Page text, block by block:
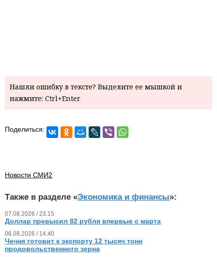
Нашли ошибку в тексте? Выделите ее мышкой и
нажмите: Ctrl+Enter
Поделиться:
Новости СМИ2
Также в разделе «Экономика и финансы»:
07.08.2026 / 23.15
Доллар превысил 82 рубля впервые с марта
06.08.2026 / 14.40
Чечня готовит к экспорту 12 тысяч тонн
продовольственного зерна